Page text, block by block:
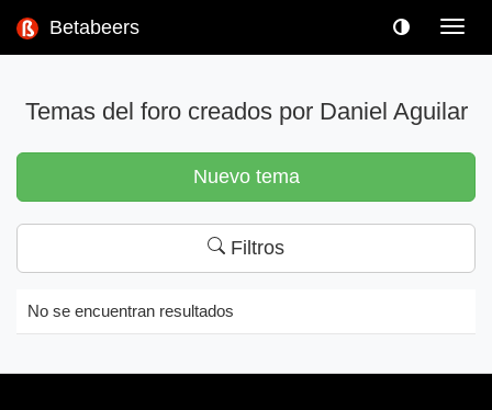
Betabeers
Temas del foro creados por Daniel Aguilar
Nuevo tema
Filtros
No se encuentran resultados